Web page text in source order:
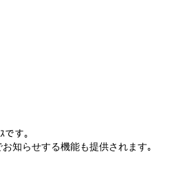
です｡
知らせする機能も提供されます｡